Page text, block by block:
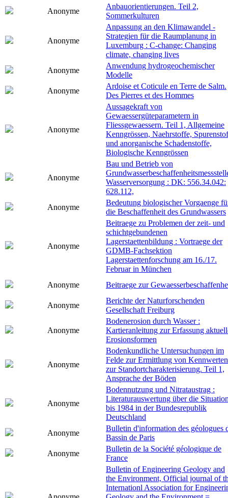
Anonyme
Anbauorientierungen. Teil 2,
Sommerkulturen
Anonyme
Anpassung an den Klimawandel -
Strategien für die Raumplanung in
Luxemburg : C-change: Changing
climate, changing lives
Anonyme
Anwendung hydrogeochemischer
Modelle
Anonyme
Ardoise et Coticule en Terre de Salm.
Des Pierres et des Hommes
Anonyme
Aussagekraft von
Gewaessergüteparametern in
Fliessgewaessern. Teil 1, Allgemeine
Kenngrössen, Naehrstoffe,
und anorganische Schadenstoffe,
Biologische Kenngrössen
Anonyme
Bau und Betrieb von
Wasserversorgung : DK: 556.34.042:
628.112,
Anonyme
Bedeutung biologischer Vorgaenge
die Beschaffenheit des Grundwassers
Anonyme
Beitraege zu Problemen der zeit- und
schichtgebundenen
Lagerstaettenbildung : Vortraege der
GDMB-Fachsektion
Lagerstaettenforschung am 16./17.
Februar in München
Anonyme
Beitraege zur
Anonyme
Berichte der Naturforschenden
Gesellschaft Freiburg
Anonyme
Bodenerosion durch Wasser :
Kartieranleitung zur Erfassung
Erosionsformen
Anonyme
Bodenkundliche Untersuchungen im
Felde zur Ermittlung von Kennwerten
zur Standortcharakterisierung. Teil 1,
Ansprache der Böden
Anonyme
Bodennutzung und Nitrataustrag :
Literaturauswertung über die
bis 1984 in der Bundesrepublik
Deutschland
Anonyme
Bulletin d'information des géologues
Bassin de Paris
Anonyme
Bulletin de la Société géologique de
France
Bulletin of Engineering Geology and
the Environment, Official journal of
Internationl Association for